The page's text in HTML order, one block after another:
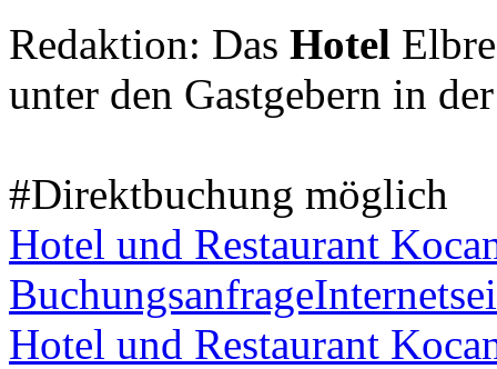
Redaktion: Das Hotel
unter den Gastgebern in
#Direktbuchung möglich
Hotel und Restaurant
Buchungsanfrage
Hotel und Restaurant